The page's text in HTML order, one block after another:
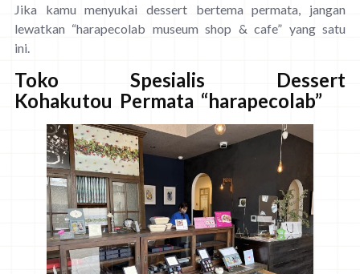
Jika kamu menyukai dessert bertema permata, jangan
lewatkan “harapecolab museum shop & cafe” yang satu
ini.
Toko Spesialis Dessert
Kohakutou Permata “harapecolab”